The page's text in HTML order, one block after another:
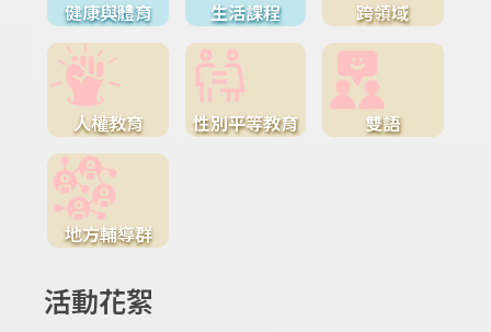
健康與體育 生活課程 跨領域
人權教育 性別平等教育 雙語
地方輔導群
活動花絮